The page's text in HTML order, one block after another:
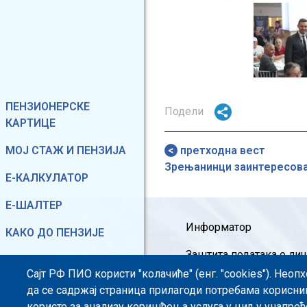
Фиксирани мени
ПЕНЗИОНЕРСКЕ
КАРТИЦЕ
МОЈ СТАЖ И ПЕНЗИЈА
Е-КАЛКУЛАТОР
Е-ШАЛТЕР
КАКО ДО ПЕНЗИЈЕ
Image
Подели
претходна вест
Зрењанинци
Footer menu
Информатор
Заштита података о
Информације од јавног
Сајт РФ ПИО користи "колачиће" (енг. "cookies").
да се садржај страница прилагоди потребама